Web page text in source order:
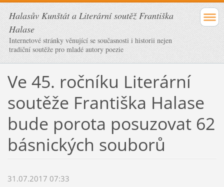
Halasův Kunštát a Literární soutěž Františka
Halase
Internetové stránky věnující se současnosti i historii nejen
tradiční soutěže pro mladé autory poezie
Ve 45. ročníku Literární
soutěže Františka Halase
bude porota posuzovat 62
básnických souborů
31.07.2017 07:33